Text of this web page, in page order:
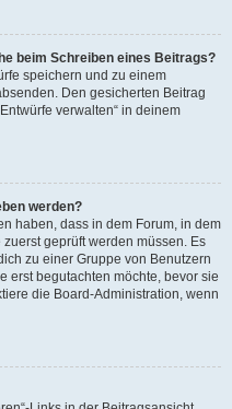
beim Schreiben eines Beitrags?
speichern und zu einem
Den gesicherten Beitrag
verwalten“ in deinem
werden?
haben, dass in dem Forum, in dem
geprüft werden müssen. Es
zu einer Gruppe von Benutzern
erst begutachten möchte, bevor sie
die Board-Administration, wenn